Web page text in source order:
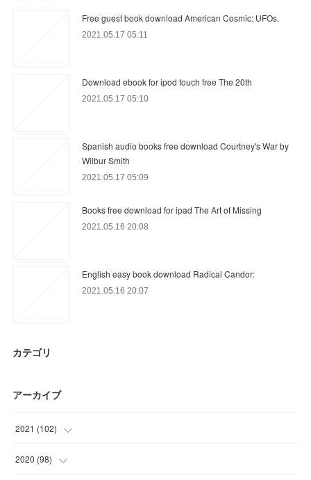
Free guest book download American Cosmic: UFOs,
2021.05.17 05:11
Download ebook for ipod touch free The 20th
2021.05.17 05:10
Spanish audio books free download Courtney's War by
Wilbur Smith
2021.05.17 05:09
Books free download for ipad The Art of Missing
2021.05.16 20:08
English easy book download Radical Candor:
2021.05.16 20:07
カテゴリ
アーカイブ
2021 (102)
(24 )
2020 (98)